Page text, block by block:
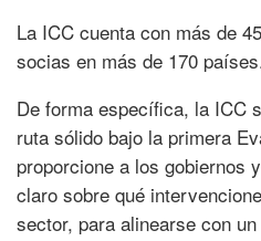
La ICC cuenta con más de
socias en más de 170
De forma específica, la ICC
ruta sólido bajo la primera
proporcione a los gobiernos
claro sobre qué
sector, para alinearse con